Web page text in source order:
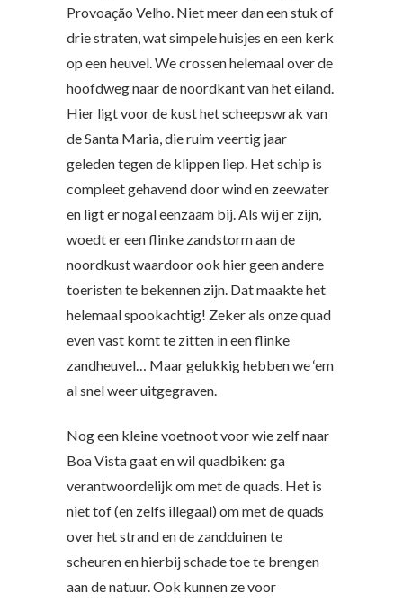
Provoação Velho. Niet meer dan een stuk of
drie straten, wat simpele huisjes en een kerk
op een heuvel. We crossen helemaal over de
hoofdweg naar de noordkant van het eiland.
Hier ligt voor de kust het scheepswrak van
de Santa Maria, die ruim veertig jaar
geleden tegen de klippen liep. Het schip is
compleet gehavend door wind en zeewater
en ligt er nogal eenzaam bij. Als wij er zijn,
woedt er een flinke zandstorm aan de
noordkust waardoor ook hier geen andere
toeristen te bekennen zijn. Dat maakte het
helemaal spookachtig! Zeker als onze quad
even vast komt te zitten in een flinke
zandheuvel… Maar gelukkig hebben we ‘em
al snel weer uitgegraven.
Nog een kleine voetnoot voor wie zelf naar
Boa Vista gaat en wil quadbiken: ga
verantwoordelijk om met de quads. Het is
niet tof (en zelfs illegaal) om met de quads
over het strand en de zandduinen te
scheuren en hierbij schade toe te brengen
aan de natuur. Ook kunnen ze voor